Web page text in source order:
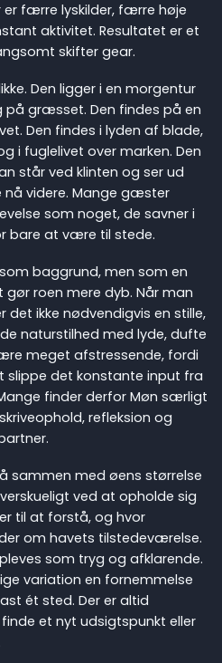
er færre lyskilder, færre høje
aktivitet. Resultatet er et
skifter gear.
Den ligger i en morgentur
på græsset. Den findes på en
Den findes i lyden af blade,
i fuglelivet over marken. Den
står ved klinten og ser ud
nå videre. Mange gæster
som noget, de savner i
bare at være til stede.
baggrund, men som en
gør roen mere dyb. Når man
det ikke nødvendigvis en stille,
naturstilhed med lyde, dufte
meget afstressende, fordi
slippe det konstante input fra
finder derfor Møn særligt
refleksion og
sammen med øens størrelse
ved at opholde sig
til at forstå, og hvor
om havets tilstedeværelse.
som tryg og afklarende.
variation en fornemmelse
ét sted. Der er altid
et nyt udsigtspunkt eller